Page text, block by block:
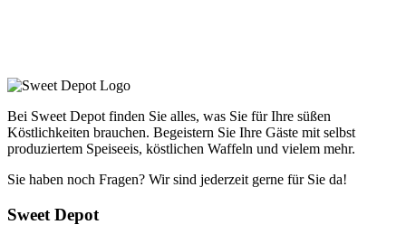
Bei Sweet Depot finden Sie alles, was Sie für Ihre süßen
Köstlichkeiten brauchen. Begeistern Sie Ihre Gäste mit selbst
produziertem Speiseeis, köstlichen Waffeln und vielem mehr.
Sie haben noch Fragen? Wir sind jederzeit gerne für Sie da!
Sweet Depot